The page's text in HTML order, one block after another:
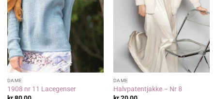
DAME
1908 nr 11 Lacegenser
DAME
Halvpatentjakke – Nr 8